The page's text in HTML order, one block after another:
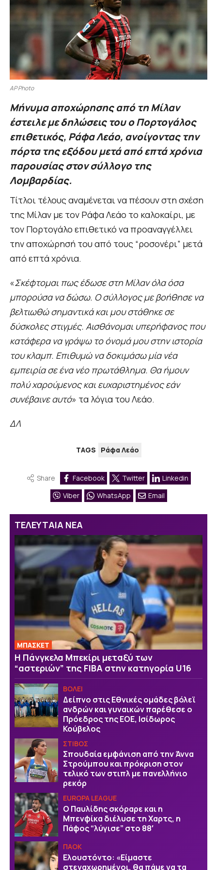
AP Photo
Μήνυμα αποχώρησης από τη Μίλαν
έστειλε με δηλώσεις του ο Πορτογάλος
επιθετικός, Ράφα Λεάο, ανοίγοντας την
πόρτα της εξόδου μετά από επτά χρόνια
παρουσίας στον σύλλογο της
Λομβαρδίας.
Τίτλοι τέλους αναμένεται να πέσουν στη σχέση
της Μίλαν με τον Ράφα Λεάο το καλοκαίρι, με
τον Πορτογάλο επιθετικό να προαναγγέλλει
την αποχώρησή του από τους “ροσονέρι” μετά
από επτά χρόνια.
«Σκέφτομαι πως έδωσε στη Μίλαν όλα όσα
μπορούσα να δώσω. Ο σύλλογος με βοήθησε να
βελτιωθώ σημαντικά και μου στάθηκε σε
δύσκολες στιγμές. Αισθάνομαι υπερήφανος που
κατάφερα να γράψω το όνομά μου στην ιστορία
του κλαμπ. Επιθυμώ να δοκιμάσω μία νέα
εμπειρία σε ένα νέο πρωτάθλημα. Θα ήμουν
πολύ χαρούμενος και ευχαριστημένος εάν
συνέβαινε αυτό» τα λόγια του Λεάο.
ΔΛ
TAGS Ράφα Λεάο
Share Facebook Twitter
Linkedin
Viber
WhatsApp Email
ΤΕΛΕΥΤΑΙΑ ΝΕΑ
ΜΠΑΣΚΕΤ
H Πάνγκελα Μπεκίρι μεταξύ των
“αστεριών” της FIBA στην κατηγορία U16
ΒOΛΕΙ
Δείπνο στις Εθνικές ομάδες βόλεϊ
ανδρών και γυναικών παρέθεσε ο
Πρόεδρος της ΕΟΕ, Ισίδωρος
Κούβελος
ΣΤΙΒΟΣ
Σπουδαία εμφάνιση από την Άννα
Στρούμπου και πρόκριση στον
τελικό των στιπλ με πανελλήνιο
ρεκόρ
EUROPA LEAGUE
Ο Παυλίδης σκόραρε και η
Μπενφίκα διέλυσε τη Χαρτς, η
Πάφος “λύγισε” στο 88′
ΠΑΟΚ
Ελουστόντο: «Είμαστε
στεναχωρημένοι, θα πάμε να τα